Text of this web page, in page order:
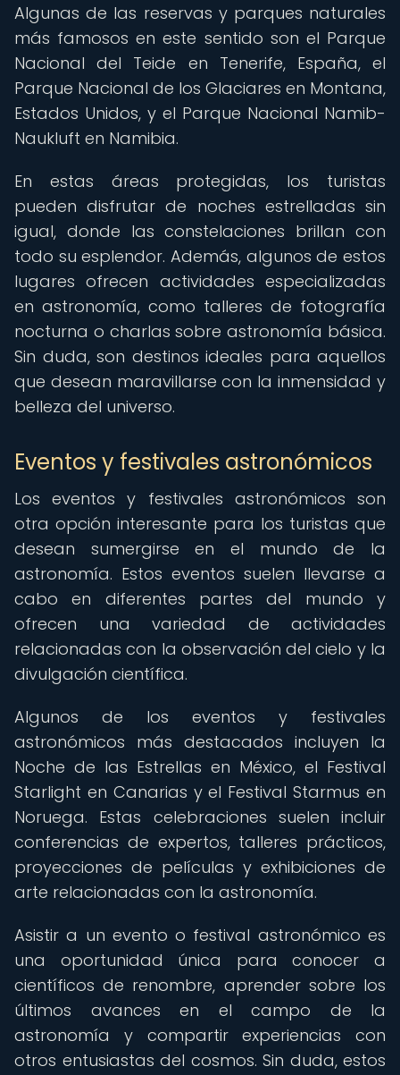
Algunas de las reservas y parques naturales
más famosos en este sentido son el Parque
Nacional del Teide en Tenerife, España, el
Parque Nacional de los Glaciares en Montana,
Estados Unidos, y el Parque Nacional Namib-
Naukluft en Namibia.
En estas áreas protegidas, los turistas
pueden disfrutar de noches estrelladas sin
igual, donde las constelaciones brillan con
todo su esplendor. Además, algunos de estos
lugares ofrecen actividades especializadas
en astronomía, como talleres de fotografía
nocturna o charlas sobre astronomía básica.
Sin duda, son destinos ideales para aquellos
que desean maravillarse con la inmensidad y
belleza del universo.
Eventos y festivales astronómicos
Los eventos y festivales astronómicos son
otra opción interesante para los turistas que
desean sumergirse en el mundo de la
astronomía. Estos eventos suelen llevarse a
cabo en diferentes partes del mundo y
ofrecen una variedad de actividades
relacionadas con la observación del cielo y la
divulgación científica.
Algunos de los eventos y festivales
astronómicos más destacados incluyen la
Noche de las Estrellas en México, el Festival
Starlight en Canarias y el Festival Starmus en
Noruega. Estas celebraciones suelen incluir
conferencias de expertos, talleres prácticos,
proyecciones de películas y exhibiciones de
arte relacionadas con la astronomía.
Asistir a un evento o festival astronómico es
una oportunidad única para conocer a
científicos de renombre, aprender sobre los
últimos avances en el campo de la
astronomía y compartir experiencias con
otros entusiastas del cosmos. Sin duda, estos